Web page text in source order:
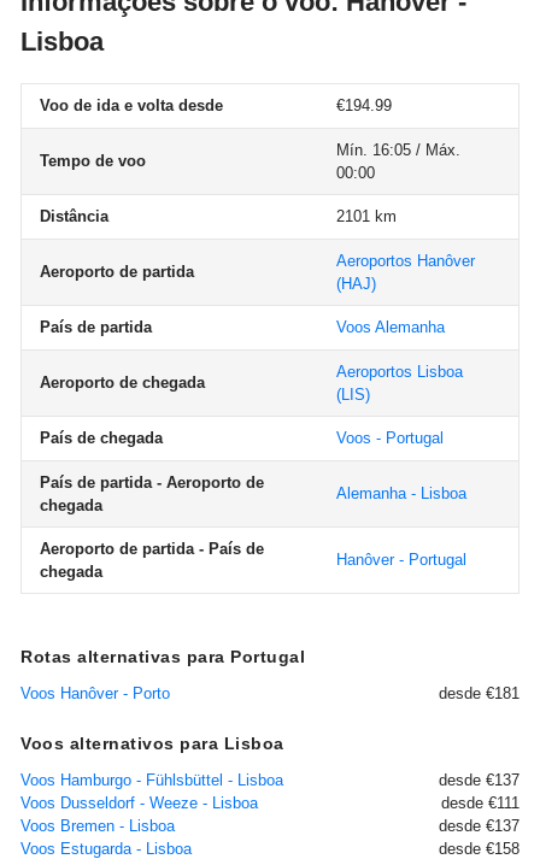
Lisboa
Voo de ida e volta desde €194.99
Tempo de voo
Mín. 16:05 / Máx.
00:00
Distância 2101 km
Aeroporto de partida
Aeroportos Hanôver
(HAJ)
País de partida Voos Alemanha
Aeroporto de chegada
Aeroportos Lisboa
(LIS)
País de chegada Voos - Portugal
País de partida - Aeroporto de
chegada
Alemanha - Lisboa
Aeroporto de partida - País de
chegada
Hanôver - Portugal
Rotas alternativas para Portugal
Voos Hanôver - Porto desde €181
Voos alternativos para Lisboa
Voos Hamburgo - Fühlsbüttel - Lisboa
desde €137
Voos Dusseldorf - Weeze - Lisboa
desde €111
Voos Bremen - Lisboa
desde €137
Voos Estugarda - Lisboa
desde €158